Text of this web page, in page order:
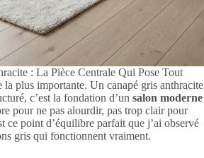
: La Pièce Centrale Qui Pose Tout
la plus importante. Un canapé gris anthracite
c’est la fondation d’un salon moderne
pour ne pas alourdir, pas trop clair pour
ce point d’équilibre parfait que j’ai observé
gris qui fonctionnent vraiment.